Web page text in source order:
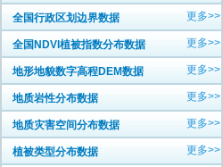
全国行政区划边界数据 更多>>
全国NDVI植被指数分布数据 更多>>
地形地貌数字高程DEM数据 更多>>
地质岩性分布数据 更多>>
地质灾害空间分布数据 更多>>
植被类型分布数据 更多>>